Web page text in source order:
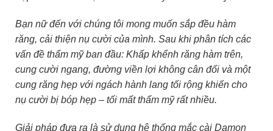
Bạn nữ đến với chúng tôi mong muốn sắp đều hàm
răng, cải thiện nụ cười của mình. Sau khi phân tích các
vấn đề thẩm mỹ ban đầu: Khấp khểnh răng hàm trên,
cung cười ngang, đường viền lợi không cân đối và một
cung răng hẹp với ngách hành lang tối rộng khiến cho
nụ cười bị bóp hẹp – tối mất thẩm mỹ rất nhiều.
Giải pháp đưa ra là sử dụng hệ thống mắc cài Damon